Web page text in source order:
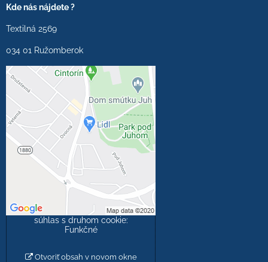
Kde nás nájdete ?
Textilná 2569
034 01 Ružomberok
Externý obsah je
blokovaný Voľbami
súkromia
Prajete si načítať externý
obsah?
Povoliť tentokrát
Povoliť a zapamätať -
súhlas s druhom cookie:
Funkčné
Otvoriť obsah v novom okne